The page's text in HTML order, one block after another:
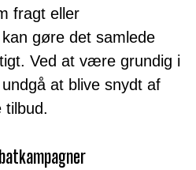
fragt eller
gøre det samlede
Ved at være grundig i
at blive snydt af
tilbud.